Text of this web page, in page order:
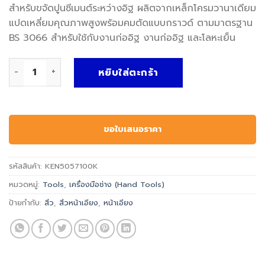
สำหรับขจัดปูนซีเมนต์ระหว่างอิฐ ผลิตจากเหล็กโครมวานาเดียม
แปดเหลี่ยมคุณภาพสูงพร้อมคมตัดแบบกราวด์ ตามมาตรฐาน
BS 3066 สำหรับใช้กับงานก่ออิฐ งานก่ออิฐ และโลหะเย็น
หยิบใส่ตะกร้า
ขอใบเสนอราคา
รหัสสินค้า: KEN5057100K
หมวดหมู่: Tools เครื่องมือช่าง (Hand Tools)
ป้ายกำกับ: สิ่ว สิ่วหน้าเอียง หน้าเอียง